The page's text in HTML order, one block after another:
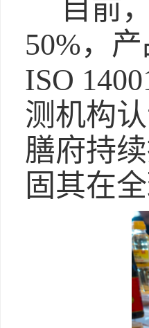
目前
50%，
ISO
测机构
膳府持
固其在